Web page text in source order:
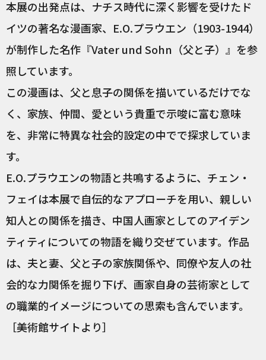
本展の出発点は、ナチス時代に深く影響を受けたド
イツの著名な漫画家、E.O.プラウエン（1903-1944）
が制作した名作『Vater und Sohn（父と子）』を参
照しています。
この漫画は、父と息子の関係を描いているだけでな
く、家族、仲間、愛という貴重で示唆に富む意味
を、非常に特異な社会的設定の中でで探求していま
す。
E.O.プラウエンの物語と共鳴するように、チェン・
フェイは本展で自伝的なアプローチを用い、親しい
知人との関係を描き、中国人画家としてのアイデン
ティティについての物語を織り交ぜています。作品
は、夫と妻、父と子の家族関係や、同僚や友人の社
会的な力関係を掘り下げ、画家自身の芸術家として
の職業的イメージについての思索も含んでいます。
［美術館サイトより］